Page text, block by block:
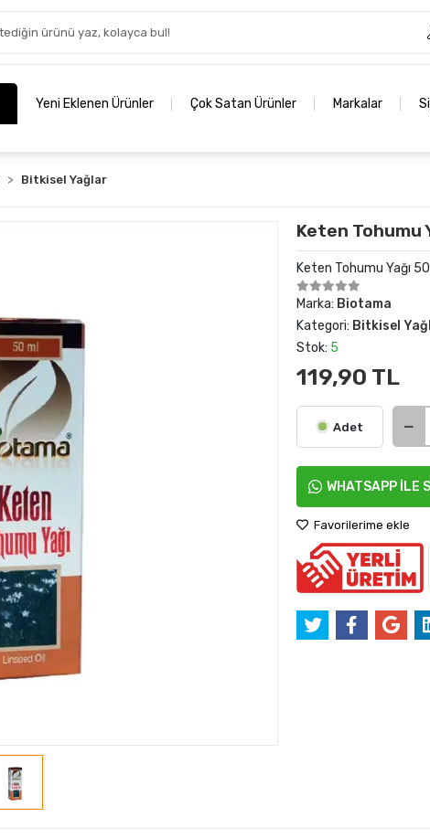
Yeni Eklenen Ürünler Çok Satan Ürünler Markalar
Bitkisel Yağlar
Keten Tohumu
Keten Tohumu Yağı
Marka: Biotama
Kategori: Bitkisel
Stok: 5
119,90 TL
Adet
WHATSAPP İLE
Favorilerime ekle